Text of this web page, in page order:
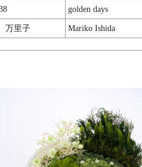
golden days
万里子 Mariko Ishida